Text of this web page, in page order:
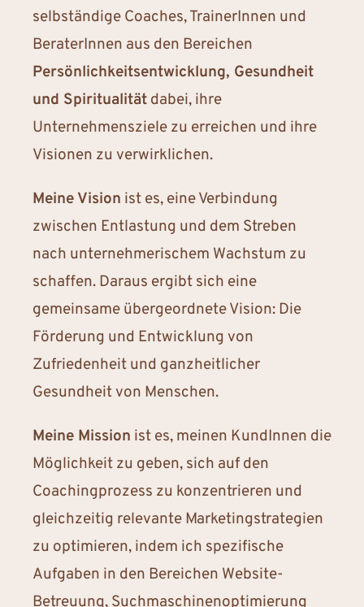
selbständige Coaches, TrainerInnen und
BeraterInnen aus den Bereichen
Persönlichkeitsentwicklung, Gesundheit
und Spiritualität dabei, ihre
Unternehmensziele zu erreichen und ihre
Visionen zu verwirklichen.
Meine Vision ist es, eine Verbindung
zwischen Entlastung und dem Streben
nach unternehmerischem Wachstum zu
schaffen. Daraus ergibt sich eine
gemeinsame übergeordnete Vision: Die
Förderung und Entwicklung von
Zufriedenheit und ganzheitlicher
Gesundheit von Menschen.
Meine Mission ist es, meinen KundInnen die
Möglichkeit zu geben, sich auf den
Coachingprozess zu konzentrieren und
gleichzeitig relevante Marketingstrategien
zu optimieren, indem ich spezifische
Aufgaben in den Bereichen Website-
Betreuung, Suchmaschinenoptimierung